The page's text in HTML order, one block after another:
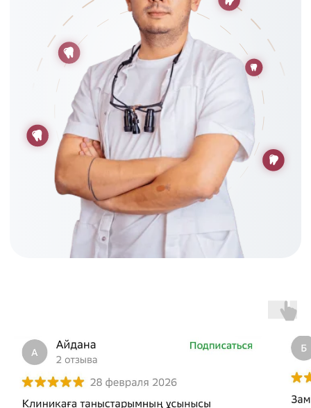
Мы гордимся каждым случаем
успешной имплантации. Здесь вы
нашей работы и вдохновиться на
создание своей идеальной улыбки.